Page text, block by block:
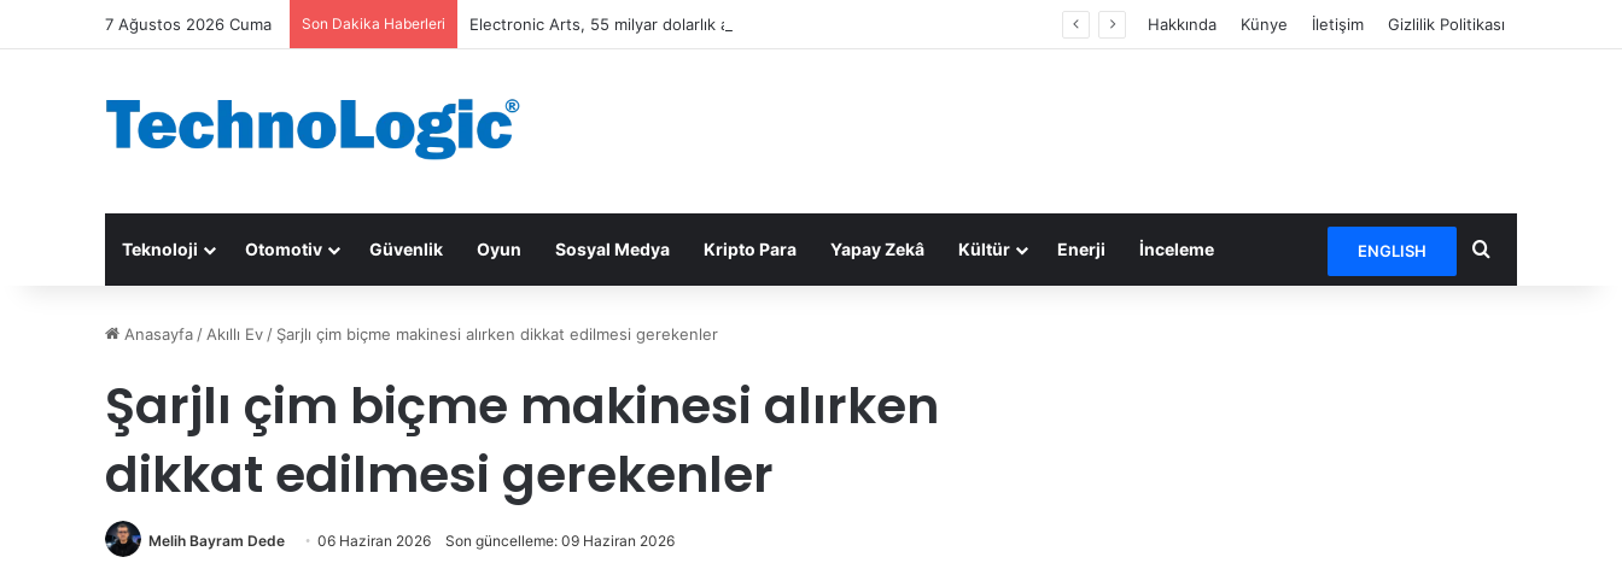
7 Ağustos 2026 Cuma Son Dakika Haberleri Electronic Arts, 55 milyar dolarlık anlaşmayla Suudi Arabistan’ın oldu Hakkında Künye İletişim Gizlilik Politikası
Teknoloji Otomotiv Güvenlik Oyun Sosyal Medya Kripto Para Yapay Zekâ Kültür Enerji İnceleme ENGLISH Arama yap ...
Anasayfa / Akıllı Ev / Şarjlı çim biçme makinesi alırken dikkat edilmesi gerekenler
Şarjlı çim biçme makinesi alırken
dikkat edilmesi gerekenler
Melih Bayram Dede 06 Haziran 2026 Son güncelleme: 09 Haziran 2026